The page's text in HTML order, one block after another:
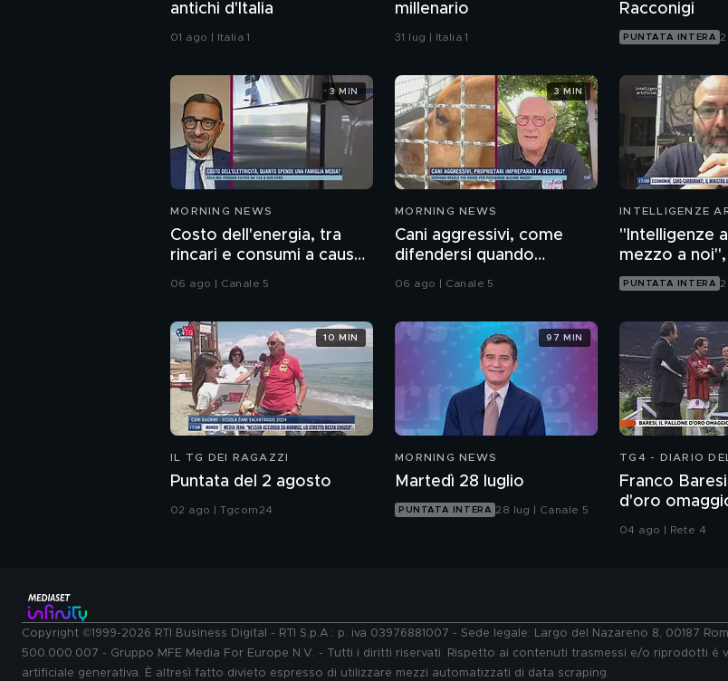
antichi d'Italia
01 ago | Italia 1
millenario
31 lug | Italia 1
Racconigi
PUNTATA INTERA
MORNING NEWS
Costo dell'energia, tra
rincari e consumi a causa
del caldo record
06 ago | Canale 5
3 MIN
MORNING NEWS
Cani aggressivi, come
difendersi quando
attaccano?
06 ago | Canale 5
3 MIN
INTELLIGENZE
"Intelligenze
mezzo a
il progetto
PUNTATA INTERA
IL TG DEI RAGAZZI
Puntata del 2 agosto
02 ago | Tgcom24
10 MIN
MORNING NEWS
Martedì 28 luglio
PUNTATA INTERA 28 lug | Canale 5
97 MIN
TG4 - DIARIO
Franco
d'oro
Berlusconi
04 ago | Rete 4
Copyright ©1999-2026 RTI Business Digital - RTI S.p.A.: p. iva 03976881007 - Sede legale: Largo del Nazareno 8, 00187
500.000.007 - Gruppo MFE Media For Europe N.V. - Tutti i diritti riservati. Rispetto ai contenuti trasmessi e/o riprodotti
artificiale generativa. È altresì fatto divieto espresso di utilizzare mezzi automatizzati di data scraping.